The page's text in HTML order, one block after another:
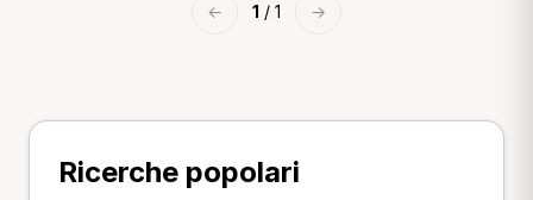
← 1 / 1 →
Ricerche popolari